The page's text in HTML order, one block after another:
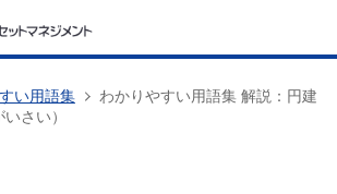
い用語集
わかりやすい用語集 解説：円建
さい）